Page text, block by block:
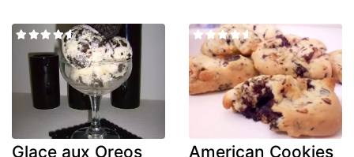
Glace aux Oreos
American Cookies